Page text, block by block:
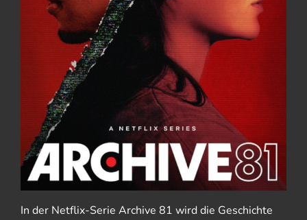
In der Netflix-Serie Archive 81 wird die Geschichte